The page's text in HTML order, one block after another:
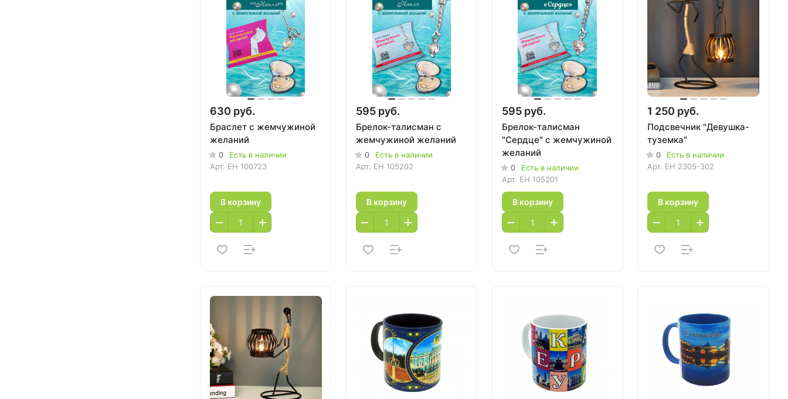
630 руб.
Браслет с жемчужиной
желаний
0
Есть в наличии
Арт. EH 100723
В корзину
595 руб.
Брелок-талисман с
жемчужиной желаний
0
Есть в наличии
Арт. EH 105202
В корзину
595 руб.
Брелок-талисман
"Сердце" с жемчужиной
желаний
0
Есть в наличии
Арт. EH 105201
В корзину
1 250 руб.
Подсвечник "Девушка-
туземка"
0
Есть в наличии
Арт. EH 2305-302
В корзину